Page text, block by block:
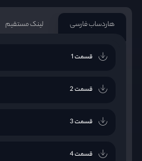
هاردساب فارسی لینک مستقیم
قسمت 1
قسمت 2
قسمت 3
قسمت 4